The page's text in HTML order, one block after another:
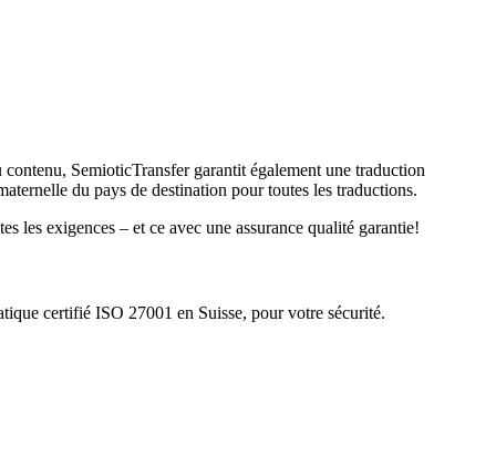
SemioticTransfer garantit également une traduction
du pays de destination pour toutes les traductions.
les exigences – et ce avec une assurance qualité garantie!
certifié ISO 27001 en Suisse, pour votre sécurité.